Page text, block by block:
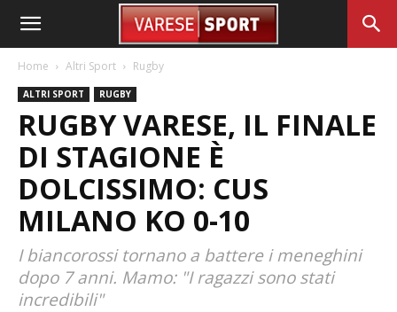
Home Altri Sport Rugby
ALTRI SPORT RUGBY
RUGBY VARESE, IL FINALE
DI STAGIONE È
DOLCISSIMO: CUS
MILANO KO 0-10
I biancorossi tornano a battere i meneghini
dopo 7 anni. Mamo: "I ragazzi sono stati
incredibili"